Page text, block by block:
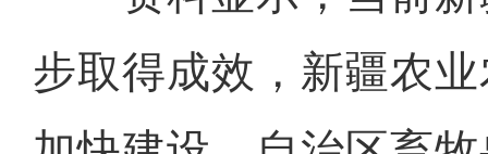
步取得成效，新疆农